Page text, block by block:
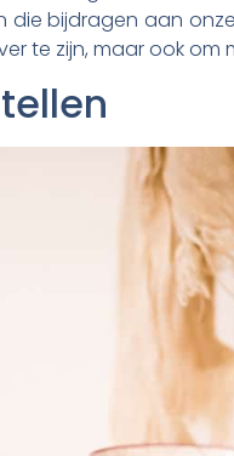
bijdragen aan
te zijn, maar ook om